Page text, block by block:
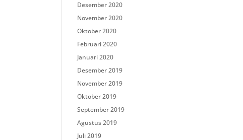
Desember 2020
November 2020
Oktober 2020
Februari 2020
Januari 2020
Desember 2019
November 2019
Oktober 2019
September 2019
Agustus 2019
Juli 2019